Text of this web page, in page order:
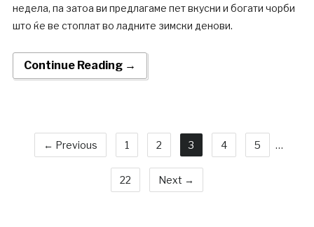
недела, па затоа ви предлагаме пет вкусни и богати чорби
што ќе ве стоплат во ладните зимски денови.
Continue Reading →
← Previous 1 2 3 4 5 …
22 Next →